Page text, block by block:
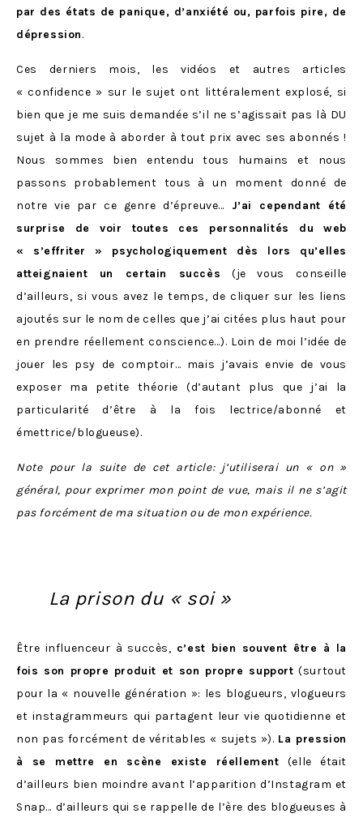
par des états de panique, d’anxiété ou, parfois pire, de
dépression.
Ces derniers mois, les vidéos et autres articles
« confidence » sur le sujet ont littéralement explosé, si
bien que je me suis demandée s’il ne s’agissait pas là DU
sujet à la mode à aborder à tout prix avec ses abonnés !
Nous sommes bien entendu tous humains et nous
passons probablement tous à un moment donné de
notre vie par ce genre d’épreuve… J’ai cependant été
surprise de voir toutes ces personnalités du web
« s’effriter » psychologiquement dès lors qu’elles
atteignaient un certain succès (je vous conseille
d’ailleurs, si vous avez le temps, de cliquer sur les liens
ajoutés sur le nom de celles que j’ai citées plus haut pour
en prendre réellement conscience…). Loin de moi l’idée de
jouer les psy de comptoir… mais j’avais envie de vous
exposer ma petite théorie (d’autant plus que j’ai la
particularité d’être à la fois lectrice/abonné et
émettrice/blogueuse).
Note pour la suite de cet article: j’utiliserai un « on »
général, pour exprimer mon point de vue, mais il ne s’agit
pas forcément de ma situation ou de mon expérience.
La prison du « soi »
Être influenceur à succès, c’est bien souvent être à la
fois son propre produit et son propre support (surtout
pour la « nouvelle génération »: les blogueurs, vlogueurs
et instagrammeurs qui partagent leur vie quotidienne et
non pas forcément de véritables « sujets »). La pression
à se mettre en scène existe réellement (elle était
d’ailleurs bien moindre avant l’apparition d’Instagram et
Snap… d’ailleurs qui se rappelle de l’ère des blogueuses à